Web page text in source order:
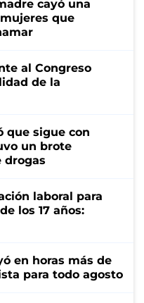
cayó una
que
al Congreso
de la
que sigue con
un brote
drogas
laboral para
los 17 años:
en horas más de
para todo agosto